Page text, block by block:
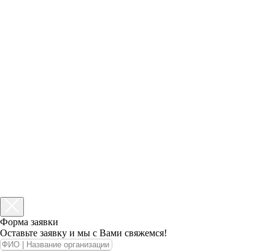
Форма заявки
Оставьте заявку и мы с Вами свяжемся!